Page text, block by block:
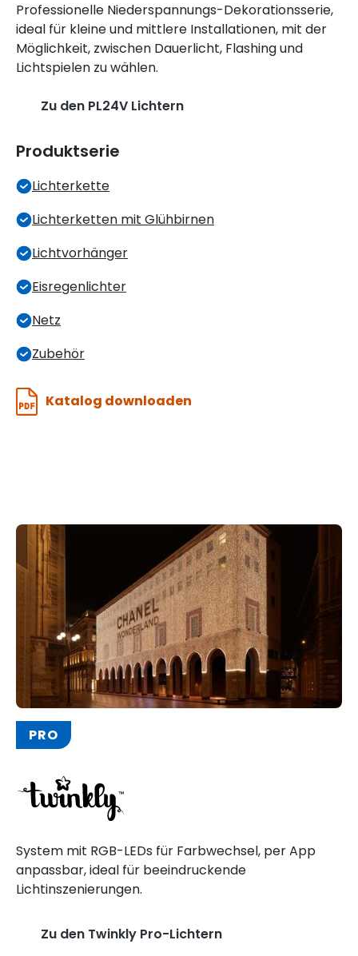
Professionelle Niederspannungs-Dekorationsserie,
ideal für kleine und mittlere Installationen, mit der
Möglichkeit, zwischen Dauerlicht, Flashing und
Lichtspielen zu wählen.
Zu den PL24V Lichtern
Produktserie
Lichterkette
Lichterketten mit Glühbirnen
Lichtvorhänger
Eisregenlichter
Netz
Zubehör
Katalog downloaden
PRO
System mit RGB-LEDs für Farbwechsel, per App
anpassbar, ideal für beeindruckende
Lichtinszenierungen.
Zu den Twinkly Pro-Lichtern